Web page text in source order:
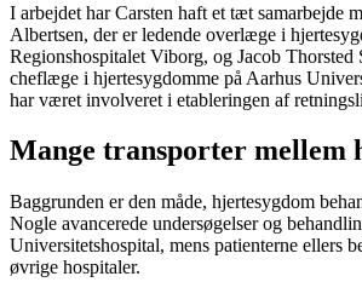
I arbejdet har Carsten haft et tæt samarbejde
Albertsen, der er ledende overlæge i
Regionshospitalet Viborg, og Jacob Thorsted
cheflæge i hjertesygdomme på Aarhus
har været involveret i etableringen af
Mange transporter mellem
Baggrunden er den måde, hjertesygdom
Nogle avancerede undersøgelser og
Universitetshospital, mens patienterne ellers
øvrige hospitaler.